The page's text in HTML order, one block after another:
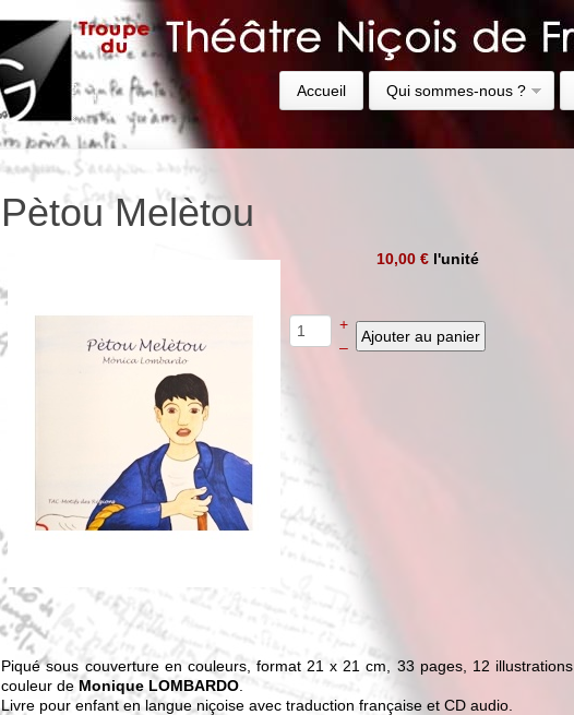
Accueil Qui sommes-nous ?
Pètou Melètou
10,00 € l'unité
+
–
Piqué sous couverture en couleurs, format 21 x 21 cm, 33 pages, 12 illustrations
couleur de Monique LOMBARDO
Livre pour enfant en langue niçoise avec traduction française et CD audio.